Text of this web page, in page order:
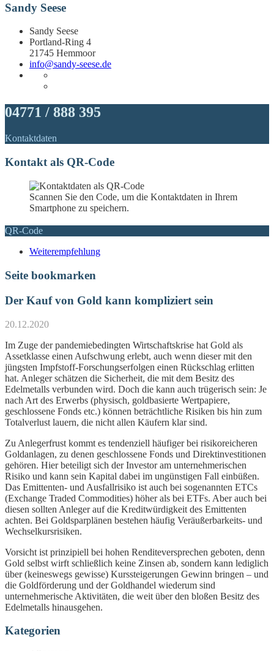
Sandy Seese
Sandy Seese
Portland-Ring 4
21745 Hemmoor
info@sandy-seese.de
04771 / 888 395
Kontaktdaten
Kontakt als QR-Code
Scannen Sie den Code, um die Kontaktdaten in Ihrem
Smartphone zu speichern.
QR-Code
Weiterempfehlung
Seite bookmarken
Der Kauf von Gold kann kompliziert sein
20.12.2020
Im Zuge der pandemiebedingten Wirtschaftskrise hat Gold als
Assetklasse einen Aufschwung erlebt, auch wenn dieser mit den
jüngsten Impfstoff-Forschungserfolgen einen Rückschlag erlitten
hat. Anleger schätzen die Sicherheit, die mit dem Besitz des
Edelmetalls verbunden wird. Doch die kann auch trügerisch sein: Je
nach Art des Erwerbs (physisch, goldbasierte Wertpapiere,
geschlossene Fonds etc.) können beträchtliche Risiken bis hin zum
Totalverlust lauern, die nicht allen Käufern klar sind.
Zu Anlegerfrust kommt es tendenziell häufiger bei risikoreicheren
Goldanlagen, zu denen geschlossene Fonds und Direktinvestitionen
gehören. Hier beteiligt sich der Investor am unternehmerischen
Risiko und kann sein Kapital dabei im ungünstigen Fall einbüßen.
Das Emittenten- und Ausfallrisiko ist auch bei sogenannten ETCs
(Exchange Traded Commodities) höher als bei ETFs. Aber auch bei
diesen sollten Anleger auf die Kreditwürdigkeit des Emittenten
achten. Bei Goldsparplänen bestehen häufig Veräußerbarkeits- und
Wechselkursrisiken.
Vorsicht ist prinzipiell bei hohen Renditeversprechen geboten, denn
Gold selbst wirft schließlich keine Zinsen ab, sondern kann lediglich
über (keineswegs gewisse) Kurssteigerungen Gewinn bringen – und
die Goldförderung und der Goldhandel wiederum sind
unternehmerische Aktivitäten, die weit über den bloßen Besitz des
Edelmetalls hinausgehen.
Kategorien